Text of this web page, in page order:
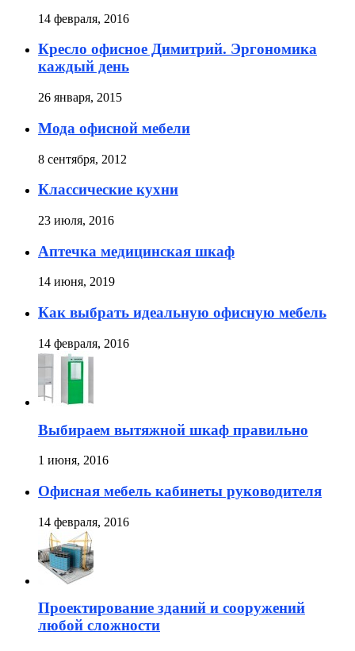
14 февраля, 2016
Кресло офисное Димитрий. Эргономика
каждый день
26 января, 2015
Мода офисной мебели
8 сентября, 2012
Классические кухни
23 июля, 2016
Аптечка медицинская шкаф
14 июня, 2019
Как выбрать идеальную офисную мебель
14 февраля, 2016
Выбираем вытяжной шкаф правильно
1 июня, 2016
Офисная мебель кабинеты руководителя
14 февраля, 2016
Проектирование зданий и сооружений
любой сложности